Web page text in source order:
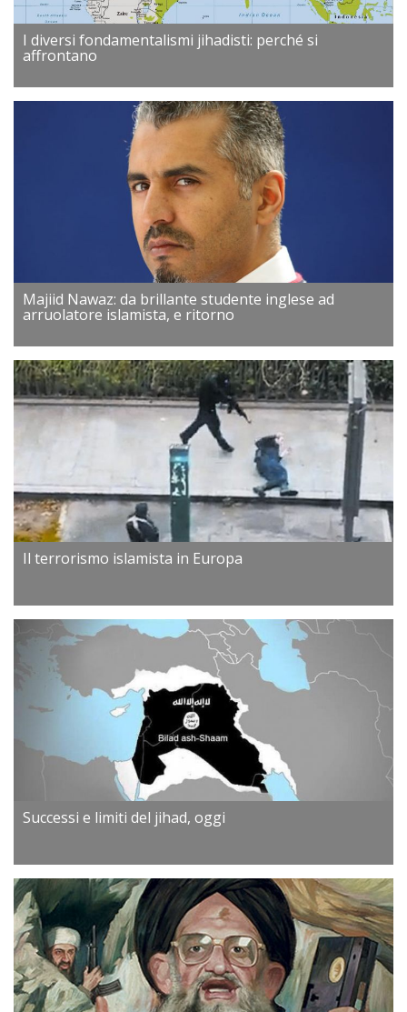
I diversi fondamentalismi jihadisti: perché si
affrontano
Majiid Nawaz: da brillante studente inglese ad
arruolatore islamista, e ritorno
Il terrorismo islamista in Europa
Successi e limiti del jihad, oggi